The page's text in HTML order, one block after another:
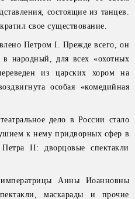
состоящие из танцев.
свое существование.
Петром I. Прежде всего, он
в народный, для всех «охотных
из царских хором на
особая «комедийная
дело в России стало
к нему придворных сфер в
II: дворцовые спектакли
Анны Иоанновны
маскарады и прочие